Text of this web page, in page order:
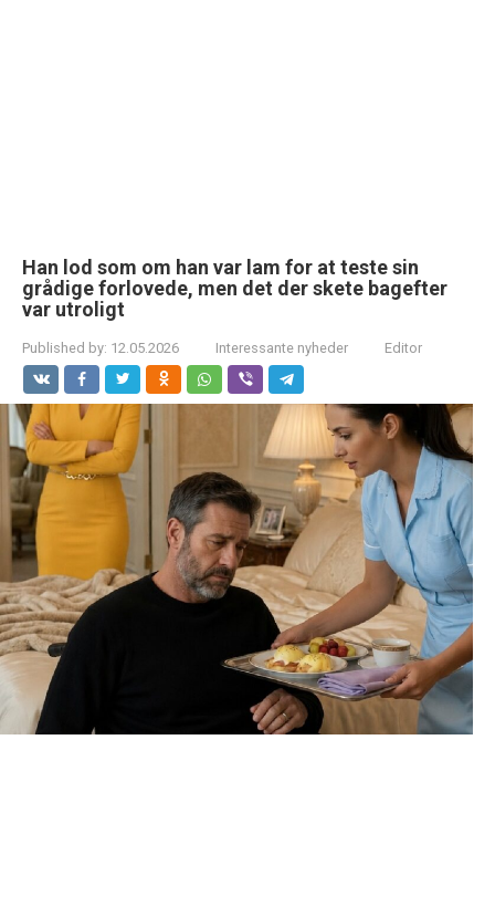
Han lod som om han var lam for at teste sin
grådige forlovede, men det der skete bagefter
var utroligt
Published by: 12.05.2026 Interessante nyheder Editor